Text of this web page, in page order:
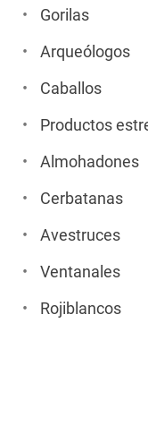
Gorilas
Arqueólogos
Caballos
Productos
Almohadones
Cerbatanas
Avestruces
Ventanales
Rojiblancos